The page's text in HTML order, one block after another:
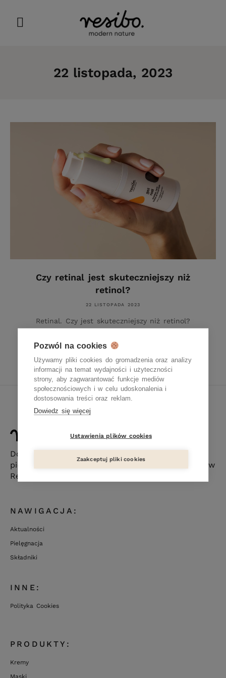
22 listopada, 2023
Czy retinal jest skuteczniejszy niż
retinol?
22 LISTOPADA 2023
Retinal. Czy jest skuteczniejszy niż retinol?
popularność w świecie kosmetyków. Ale czy jest
Dołącz do ludzi ceniących sobie naturalną
pielęgnację skóry. Poznaj nową markę kosmetyków
Resibo i odkryj piękno płynące z natury.
NAWIGACJA:
Aktualności
Pielęgnacja
Składniki
INNE:
Polityka Cookies
PRODUKTY:
Kremy
Maski
Pozwól na cookies
Używamy pliki cookies do gromadzenia oraz analizy
informacji na temat wydajności i użyteczności
strony, aby zagwarantować funkcje mediów
społecznościowych i w celu udoskonalenia i
dostosowania treści oraz reklam.
Dowiedz się więcej
Ustawienia plików cookies
Zaakceptuj pliki cookies